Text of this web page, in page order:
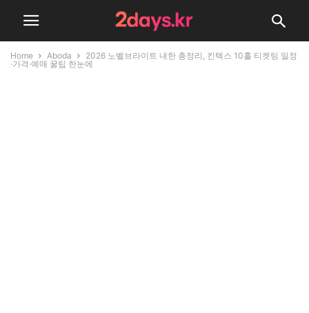
Home Aboda
2026 노벨브라이트 내한 총정리, 킨텍스 10홀 티켓팅 일정
·가격·예매 꿀팁 한눈에